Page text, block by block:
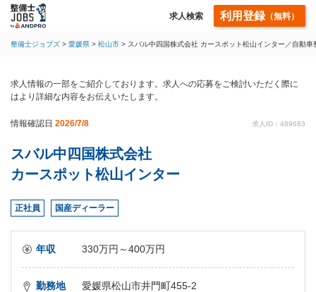
求人検索 利用登録（無料）
整備士ジョブズ 愛媛県 松山市 スバル中四国株式会社 カースポット松山インター／自動車
求人情報の一部をご紹介しております。求人への応募をご検討いただく際に
はより詳細な内容をお伝えいたします。
情報確認日 2026/7/8 求人ID：489683
スバル中四国株式会社
カースポット松山インター
正社員 国産ディーラー
年収 330万円～400万円
勤務地 愛媛県松山市井門町455-2